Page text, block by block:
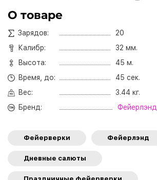
О товаре
Зарядов:
20
Калибр:
32 мм.
Высота:
45 м.
Время, до:
45 сек.
Вес:
3.44 кг.
Бренд:
Фейерлэнд
Фейерверки Фейерлэнд
Дневные салюты